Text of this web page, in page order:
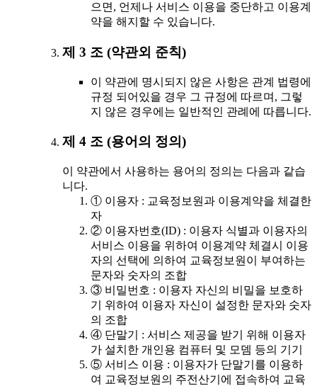
으면, 언제나 서비스 이용을 중단하고 이용계
약을 해지할 수 있습니다.
제 3 조 (약관외 준칙)
이 약관에 명시되지 않은 사항은 관계 법령에
규정 되어있을 경우 그 규정에 따르며, 그렇
지 않은 경우에는 일반적인 관례에 따릅니다.
제 4 조 (용어의 정의)
이 약관에서 사용하는 용어의 정의는 다음과 같습
니다.
① 이용자 : 교육정보원과 이용계약을 체결한
자
② 이용자번호(ID) : 이용자 식별과 이용자의
서비스 이용을 위하여 이용계약 체결시 이용
자의 선택에 의하여 교육정보원이 부여하는
문자와 숫자의 조합
③ 비밀번호 : 이용자 자신의 비밀을 보호하
기 위하여 이용자 자신이 설정한 문자와 숫자
의 조합
④ 단말기 : 서비스 제공을 받기 위해 이용자
가 설치한 개인용 컴퓨터 및 모뎀 등의 기기
⑤ 서비스 이용 : 이용자가 단말기를 이용하
여 교육정보원의 주전산기에 접속하여 교육